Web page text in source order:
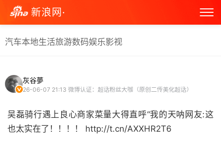
新浪网·
汽车本地生活旅游数码娱乐影视
灰谷夢
26-06-07 21:13 微博认证：超话粉丝大咖（原创二传美化超话）
吴磊骑行遇上良心商家菜量大得直呼“我的天呐网友:这
也太实在了！！！！ http://t.cn/AXXHR2T6 ​